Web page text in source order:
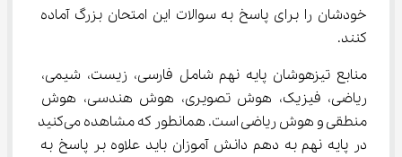
خودشان را برای پاسخ به سوالات این امتحان بزرگ آماده
کنند.
منابع تیزهوشان پایه نهم شامل فارسی، زیست، شیمی،
ریاضی، فیزیک، هوش تصویری، هوش هندسی، هوش
منطقی و هوش ریاضی است. همانطور که مشاهده می‌کنید
در پایه نهم به دهم دانش آموزان باید علاوه بر پاسخ به